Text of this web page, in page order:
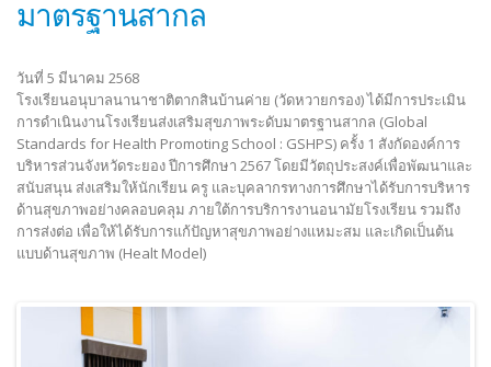
มาตรฐานสากล
วันที่ 5 มีนาคม 2568
โรงเรียนอนุบาลนานาชาติตากสินบ้านค่าย (วัดหวายกรอง) ได้มีการประเมิน
การดำเนินงานโรงเรียนส่งเสริมสุขภาพระดับมาตรฐานสากล (Global
Standards for Health Promoting School : GSHPS) ครั้ง 1 สังกัดองค์การ
บริหารส่วนจังหวัดระยอง ปีการศึกษา 2567 โดยมีวัตถุประสงค์เพื่อพัฒนาและ
สนับสนุน ส่งเสริมให้นักเรียน ครู และบุคลากรทางการศึกษาได้รับการบริหาร
ด้านสุขภาพอย่างคลอบคลุม ภายใต้การบริการงานอนามัยโรงเรียน รวมถึง
การส่งต่อ เพื่อให้ได้รับการแก้ปัญหาสุขภาพอย่างแหมะสม และเกิดเป็นต้น
แบบด้านสุขภาพ (Healt Model)